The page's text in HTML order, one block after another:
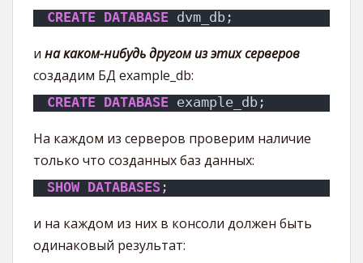
CREATE DATABASE dvm_db;
и на каком-нибудь другом из этих серверов
создадим БД example_db:
CREATE DATABASE example_db;
На каждом из серверов проверим наличие
только что созданных баз данных:
SHOW DATABASES ;
и на каждом из них в консоли должен быть
одинаковый результат: